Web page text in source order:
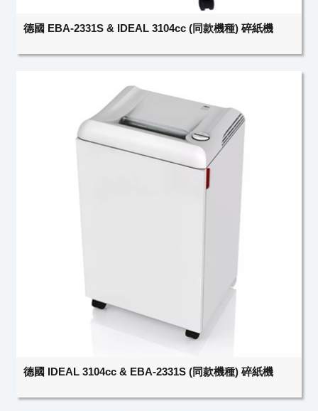
德國 EBA-2331S & IDEAL 3104cc (同款機種) 碎紙機
德國 IDEAL 3104cc & EBA-2331S (同款機種) 碎紙機